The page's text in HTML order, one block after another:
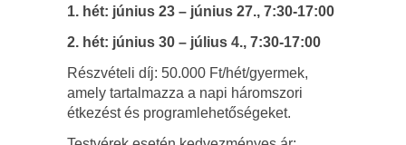
1. hét: június 23 – június 27., 7:30-17:00
2. hét: június 30 – július 4., 7:30-17:00
Részvételi díj: 50.000 Ft/hét/gyermek,
amely tartalmazza a napi háromszori
étkezést és programlehetőségeket.